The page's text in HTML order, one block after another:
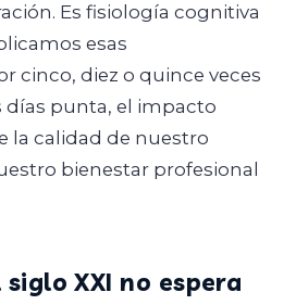
Es fisiología cognitiva
esas
cinco, diez o quince veces
días punta, el impacto
la calidad de nuestro
bienestar profesional
XXI no espera